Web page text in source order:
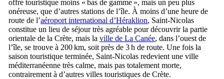
offre touristique moins « bas de gamme », mais un peu plus
onéreuse, que d’autres stations de l’île. À moins d’une heure de
route de l’aéroport international d’Héraklion, Saint-Nicolas
constitue un lieu de séjour très agréable pour découvrir la partie
orientale de la Crète, mais la ville de La Canée, dans l’ouest de
l’île, se trouve à 200 km, soit près de 3 h de route. Une fois la
saison touristique terminée, Saint-Nicolas redevient une ville
méditerranéenne très calme, mais pas totalement morte,
contrairement à d’autres villes touristiques de Crète.